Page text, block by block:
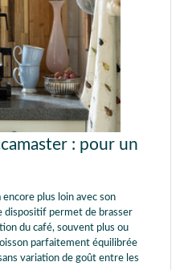
: pour un
plus loin avec son
dispositif permet de brasser
du café, souvent plus ou
parfaitement équilibrée
variation de goût entre les